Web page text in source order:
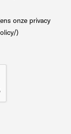
onze privacy
)